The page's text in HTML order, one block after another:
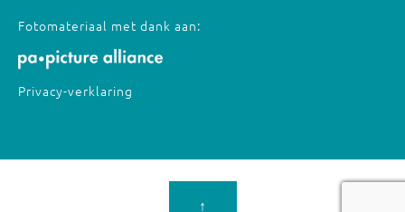
Fotomateriaal met dank aan:
Privacy-verklaring
↑